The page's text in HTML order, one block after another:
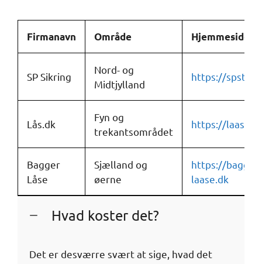
Firmanavn Område Hjemmeside
SP Sikring
Nord- og
Midtjylland
https://
Lås.dk
Fyn og
trekantsområdet
https://laas.dk
Bagger
Låse
Sjælland og
øerne
https://bagger-
laase.dk
Hvad koster det?
Det er desværre svært at sige, hvad det